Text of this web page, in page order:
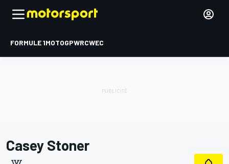
FORMULE 1MOTOGPWRCWEC
Casey Stoner